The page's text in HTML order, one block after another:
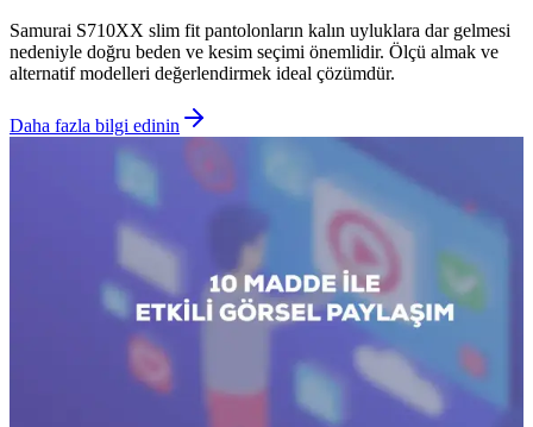
Samurai S710XX slim fit pantolonların kalın uyluklara dar gelmesi
nedeniyle doğru beden ve kesim seçimi önemlidir. Ölçü almak ve
alternatif modelleri değerlendirmek ideal çözümdür.
Daha fazla bilgi edinin